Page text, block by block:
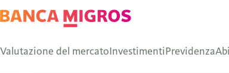
Valutazione del mercatoInvestimentiPrevidenza